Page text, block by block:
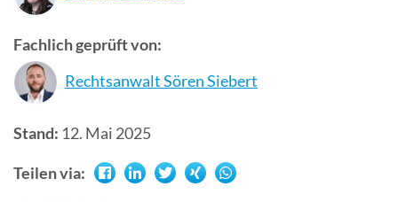
Fachlich geprüft von:
Rechtsanwalt Sören Siebert
Stand: 12. Mai 2025
Teilen via: